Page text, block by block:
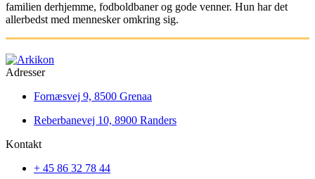
familien derhjemme, fodboldbaner og gode venner. Hun har det
allerbedst med mennesker omkring sig.
Adresser
Fornæsvej 9, 8500 Grenaa
Reberbanevej 10, 8900 Randers
Kontakt
+ 45 86 32 78 44